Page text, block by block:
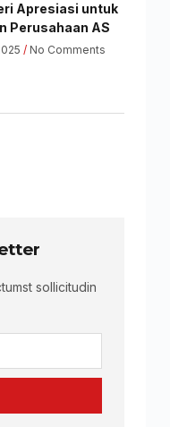
Apresiasi untuk
Perusahaan AS
No Comments
sollicitudin